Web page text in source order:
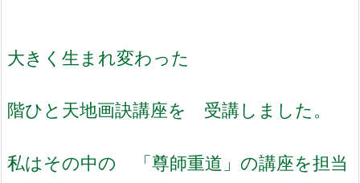
大きく生まれ変わった
階ひと天地画訣講座を 受講しました。
私はその中の 「尊師重道」の講座を担当